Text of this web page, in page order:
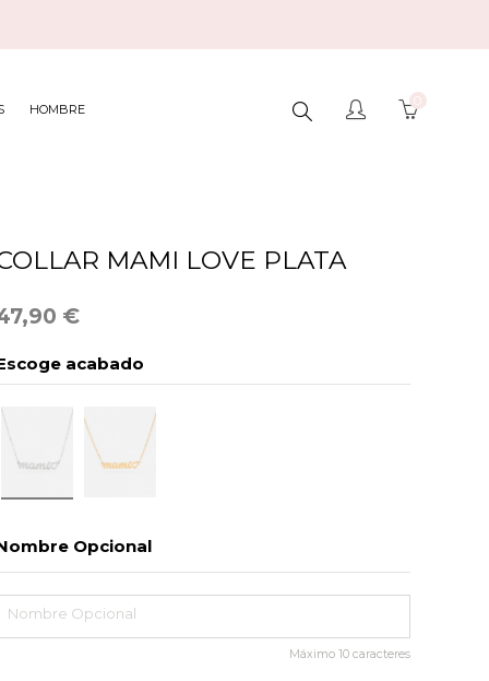
HOMBRE BUSCAR
MAMI LOVE PLATA
€
acabado
Opcional
Máximo 10caracteres